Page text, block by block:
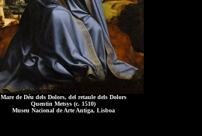
Mare de Déu dels Dolors, del retaule dels Dolors
Quentin Metsys (c. 1510)
Museu Nacional de Arte Antiga, Lisboa